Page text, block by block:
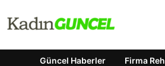
Güncel Haberler Firma